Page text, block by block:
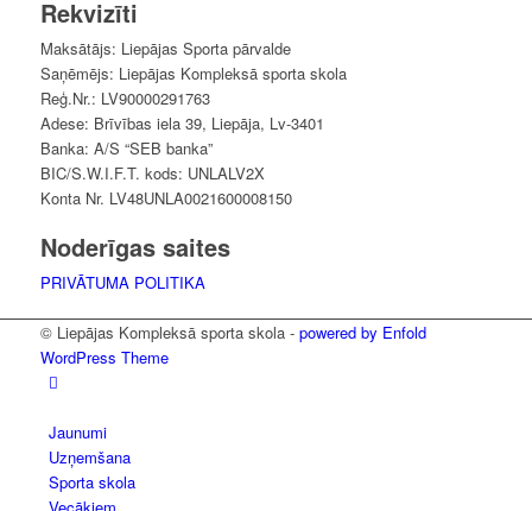
Rekvizīti
Maksātājs: Liepājas Sporta pārvalde
Saņēmējs: Liepājas Kompleksā sporta skola
Reģ.Nr.: LV90000291763
Adese: Brīvības iela 39, Liepāja, Lv-3401
Banka: A/S “SEB banka”
BIC/S.W.I.F.T. kods: UNLALV2X
Konta Nr. LV48UNLA0021600008150
Noderīgas saites
PRIVĀTUMA POLITIKA
© Liepājas Kompleksā sporta skola - powered by Enfold
WordPress Theme
Jaunumi
Uzņemšana
Sporta skola